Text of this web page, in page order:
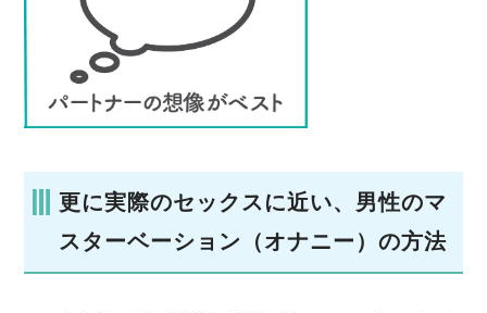
更に実際のセックスに近い、男性のマ
スターベーション（オナニー）の方法